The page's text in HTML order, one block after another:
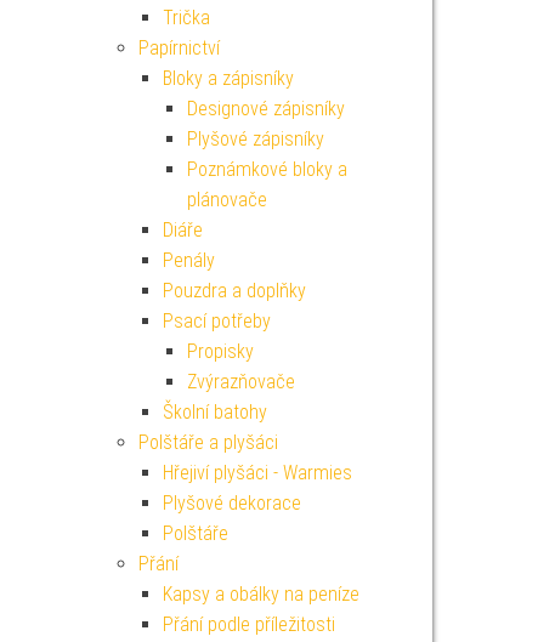
Trička
Papírnictví
Bloky a zápisníky
Designové zápisníky
Plyšové zápisníky
Poznámkové bloky a
plánovače
Diáře
Penály
Pouzdra a doplňky
Psací potřeby
Propisky
Zvýrazňovače
Školní batohy
Polštáře a plyšáci
Hřejiví plyšáci - Warmies
Plyšové dekorace
Polštáře
Přání
Kapsy a obálky na peníze
Přání podle příležitosti